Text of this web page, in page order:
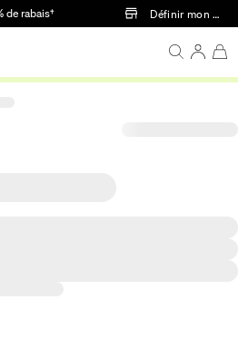
Passer au contenu principal
de rabais† Définir mon